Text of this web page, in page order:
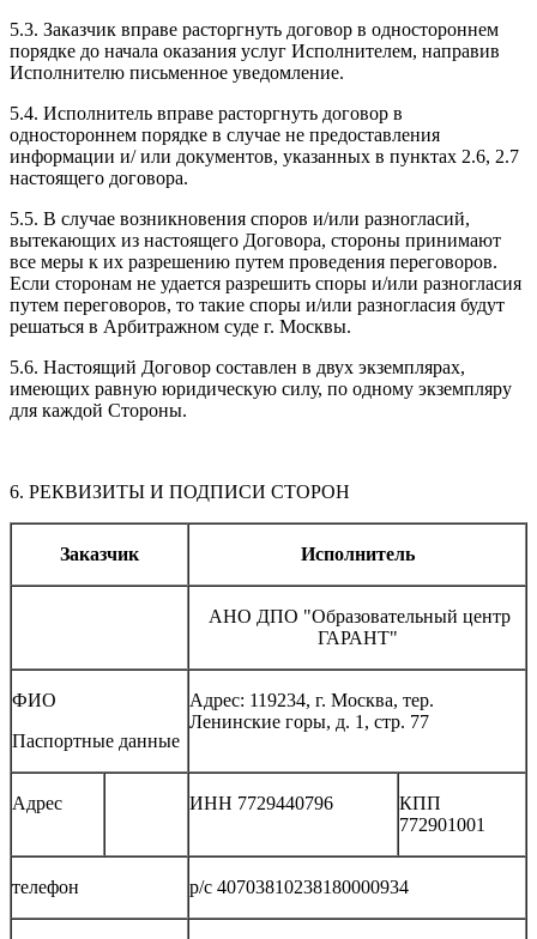
5.3. Заказчик вправе расторгнуть договор в одностороннем
порядке до начала оказания услуг Исполнителем, направив
Исполнителю письменное уведомление.
5.4. Исполнитель вправе расторгнуть договор в
одностороннем порядке в случае не предоставления
информации и/ или документов, указанных в пунктах 2.6, 2.7
настоящего договора.
5.5. В случае возникновения споров и/или разногласий,
вытекающих из настоящего Договора, стороны принимают
все меры к их разрешению путем проведения переговоров.
Если сторонам не удается разрешить споры и/или разногласия
путем переговоров, то такие споры и/или разногласия будут
решаться в Арбитражном суде г. Москвы.
5.6. Настоящий Договор составлен в двух экземплярах,
имеющих равную юридическую силу, по одному экземпляру
для каждой Стороны.
6. РЕКВИЗИТЫ И ПОДПИСИ СТОРОН
Заказчик Исполнитель
АНО ДПО "Образовательный центр
ГАРАНТ"
ФИО
Паспортные данные
Адрес: 119234, г. Москва, тер.
Ленинские горы, д. 1, стр. 77
Адрес ИНН 7729440796
КПП
772901001
телефон р/с 40703810238180000934